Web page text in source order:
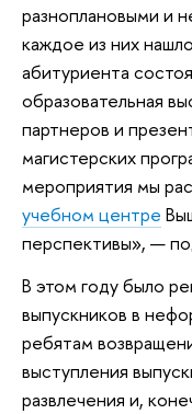
разноплановыми и
каждое из них
абитуриента
образовательная
партнеров и
магистерских
мероприятия мы
учебном центре
перспективы», —
В этом году было
выпускников в
ребятам
выступления
развлечения и,